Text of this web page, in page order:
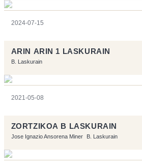
2024-07-15
ARIN ARIN 1 LASKURAIN
B. Laskurain
2021-05-08
ZORTZIKOA B LASKURAIN
Jose Ignazio Ansorena Miner B. Laskurain